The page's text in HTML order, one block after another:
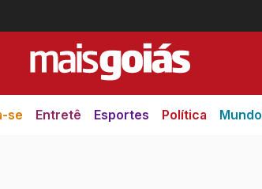
se Entretê Esportes Política Mundo